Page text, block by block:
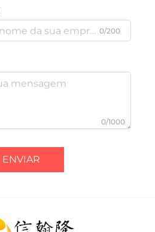
0/200
0/1000
ENVIAR